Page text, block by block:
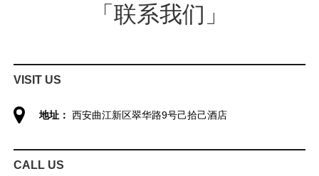
「联系我们」
VISIT US
地址： 西安曲江新区翠华路9号己拾己酒店
CALL US